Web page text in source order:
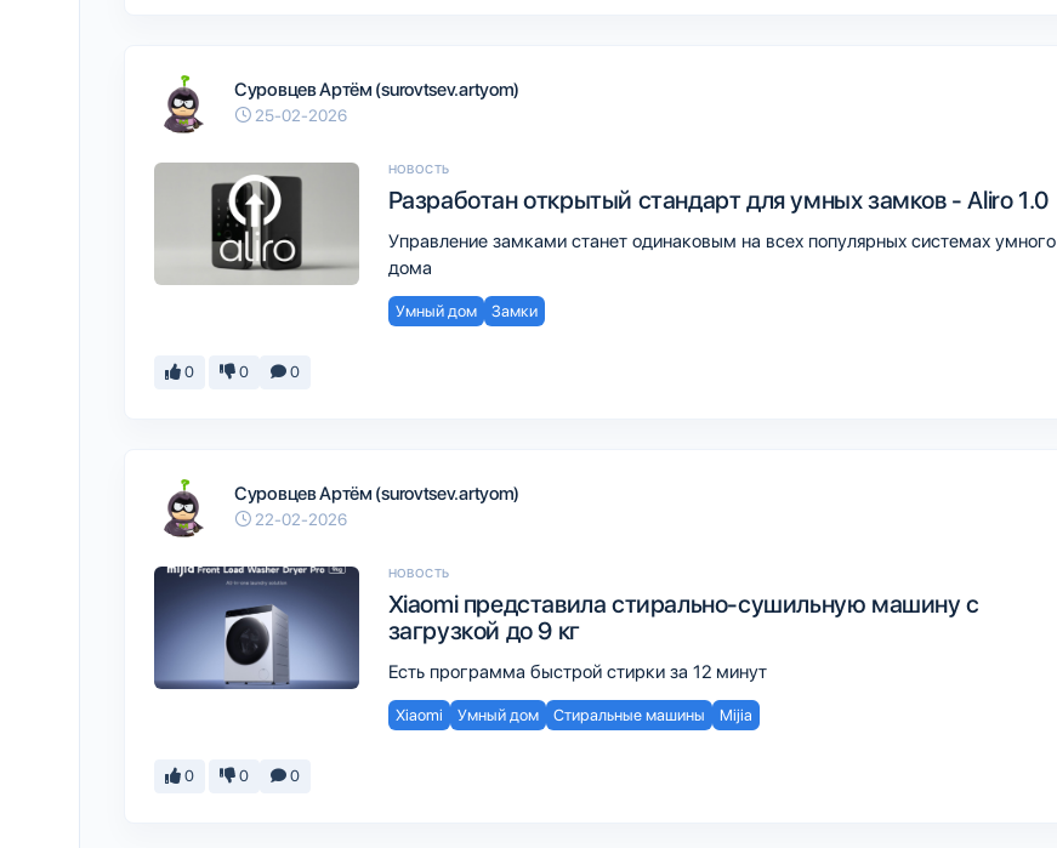
Суровцев Артём (surovtsev.artyom)
25-02-2026
НОВОСТЬ
Разработан открытый стандарт для умных замков - Aliro 1.0
Управление замками станет одинаковым на всех популярных системах умного
дома
Умный дом Замки
0 0 0
Суровцев Артём (surovtsev.artyom)
22-02-2026
НОВОСТЬ
Xiaomi представила стирально-сушильную машину с
загрузкой до 9 кг
Есть программа быстрой стирки за 12 минут
Xiaomi Умный дом Стиральные машины Mijia
0 0 0